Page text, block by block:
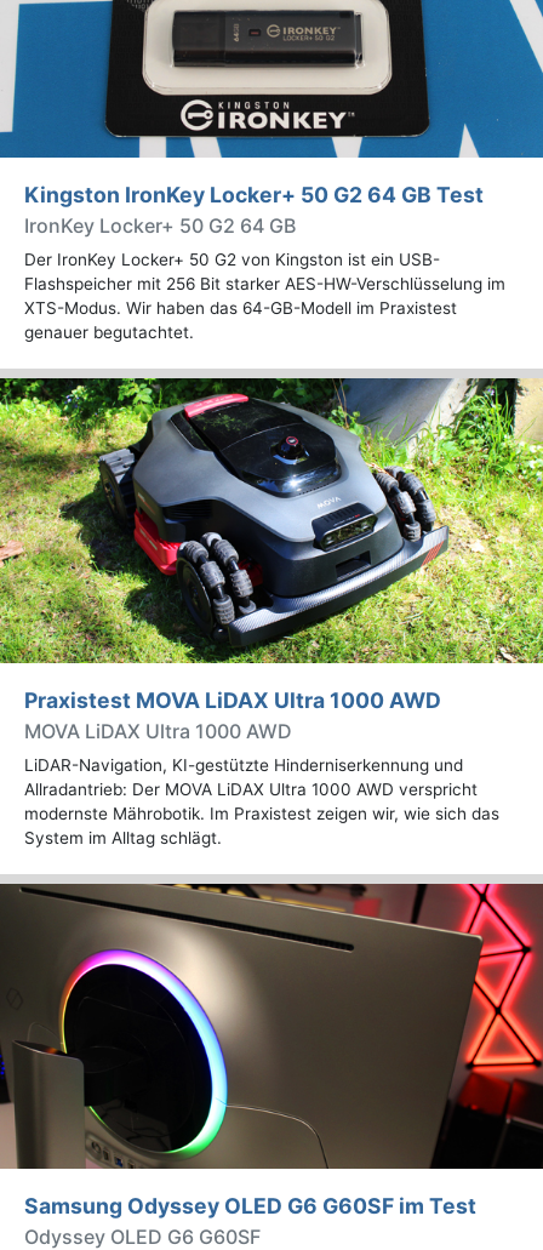
Kingston IronKey Locker+ 50 G2 64 GB Test
IronKey Locker+ 50 G2 64 GB
Der IronKey Locker+ 50 G2 von Kingston ist ein USB-
Flashspeicher mit 256 Bit starker AES-HW-Verschlüsselung im
XTS-Modus. Wir haben das 64-GB-Modell im Praxistest
genauer begutachtet.
Praxistest MOVA LiDAX Ultra 1000 AWD
MOVA LiDAX Ultra 1000 AWD
LiDAR-Navigation, KI-gestützte Hinderniserkennung und
Allradantrieb: Der MOVA LiDAX Ultra 1000 AWD verspricht
modernste Mährobotik. Im Praxistest zeigen wir, wie sich das
System im Alltag schlägt.
Samsung Odyssey OLED G6 G60SF im Test
Odyssey OLED G6 G60SF